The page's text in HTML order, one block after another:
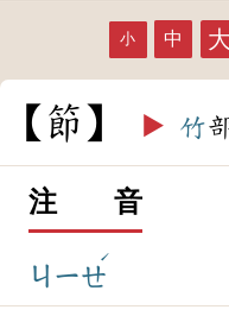
小 中 大
節 ▶️ 竹
注 音
ㄐㄧㄝ
ˊ